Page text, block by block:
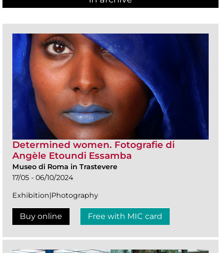
Determined women. Fotografie di
Angèle Etoundi Essamba
Museo di Roma in Trastevere
17/05 - 06/10/2024
Exhibition|Photography
Buy online Free with MIC card